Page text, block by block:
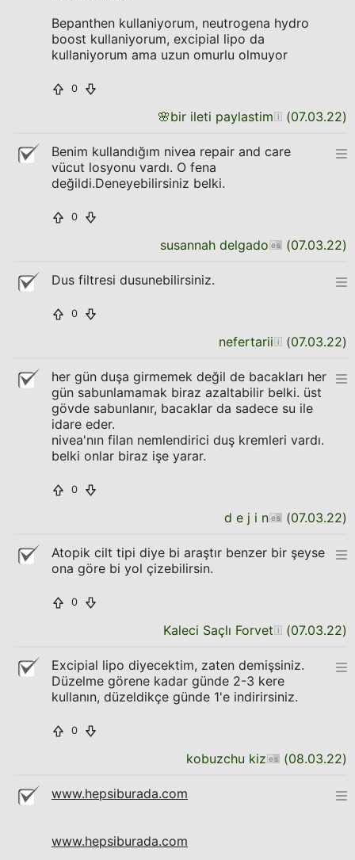
Bepanthen kullaniyorum, neutrogena hydro
boost kullaniyorum, excipial lipo da
kullaniyorum ama uzun omurlu olmuyor
0
🌸bir ileti paylastim (07.03.22)
Benim kullandığım nivea repair and care
vücut losyonu vardı. O fena
değildi.Deneyebilirsiniz belki.
0
susannah delgado (07.03.22)
Dus filtresi dusunebilirsiniz.
0
nefertarii (07.03.22)
her gün duşa girmemek değil de bacakları her
gün sabunlamamak biraz azaltabilir belki. üst
gövde sabunlanır, bacaklar da sadece su ile
idare eder.
nivea'nın filan nemlendirici duş kremleri vardı.
belki onlar biraz işe yarar.
0
d e j i n (07.03.22)
Atopik cilt tipi diye bi araştır benzer bir şeyse
ona göre bi yol çizebilirsin.
0
Kaleci Saçlı Forvet (07.03.22)
Excipial lipo diyecektim, zaten demişsiniz.
Düzelme görene kadar günde 2-3 kere
kullanın, düzeldikçe günde 1'e indirirsiniz.
0
kobuzchu kiz (08.03.22)
www.hepsiburada.com
www.hepsiburada.com